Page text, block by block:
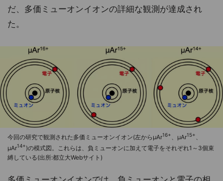
だ、多価ミューオンイオンの詳細な観測が達成され
た。
今回の研究で観測された多価ミューオンイオン(左からμAr16+、μAr15+、
μAr14+)の模式図。これらは、負ミューオンに加えて電子をそれぞれ1～3個束
縛している(出所:都立大Webサイト)